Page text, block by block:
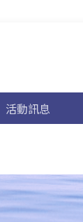
活動訊息